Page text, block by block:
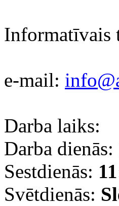
e-mail:
Darba laiks:
Darba dienās:
Sestdienās:
Svētdienās: